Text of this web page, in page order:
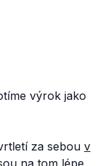
výrok jako
za sebou v
na tom lépe,